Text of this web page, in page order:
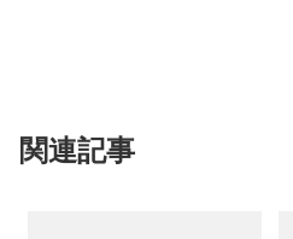
関連記事